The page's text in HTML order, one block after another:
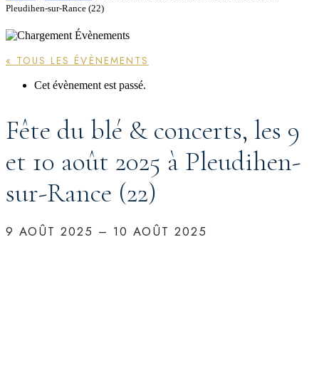
Pleudihen-sur-Rance (22)
« TOUS LES ÉVÈNEMENTS
Cet évènement est passé.
Fête du blé & concerts, les 9
et 10 août 2025 à Pleudihen-
sur-Rance (22)
9 AOÛT 2025 – 10 AOÛT 2025